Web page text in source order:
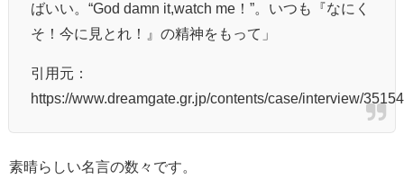
ばいい。“God damn it,watch me！”。いつも『なにく
そ！今に見とれ！』の精神をもって」
引用元：
https://www.dreamgate.gr.jp/contents/case/interview/35154
素晴らしい名言の数々です。